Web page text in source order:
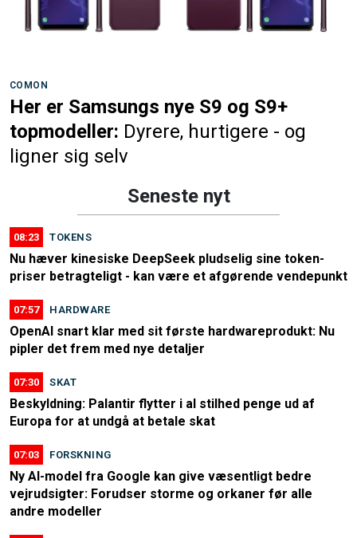
COMON
Her er Samsungs nye S9 og S9+
topmodeller: Dyrere, hurtigere - og
ligner sig selv
Seneste nyt
08:23 TOKENS
Nu hæver kinesiske DeepSeek pludselig sine token-
priser betragteligt - kan være et afgørende vendepunkt
07:57 HARDWARE
OpenAI snart klar med sit første hardwareprodukt: Nu
pipler det frem med nye detaljer
07:30 SKAT
Beskyldning: Palantir flytter i al stilhed penge ud af
Europa for at undgå at betale skat
07:03 FORSKNING
Ny AI-model fra Google kan give væsentligt bedre
vejrudsigter: Forudser storme og orkaner før alle
andre modeller